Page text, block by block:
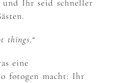
Ihr seid schneller
things.“
eine
fotogen macht: Ihr